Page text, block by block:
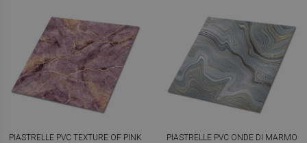
PIASTRELLE PVC TEXTURE OF PINK
PIASTRELLE PVC ONDE DI MARMO